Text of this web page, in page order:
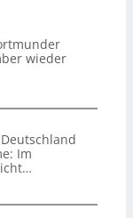
wieder
Im